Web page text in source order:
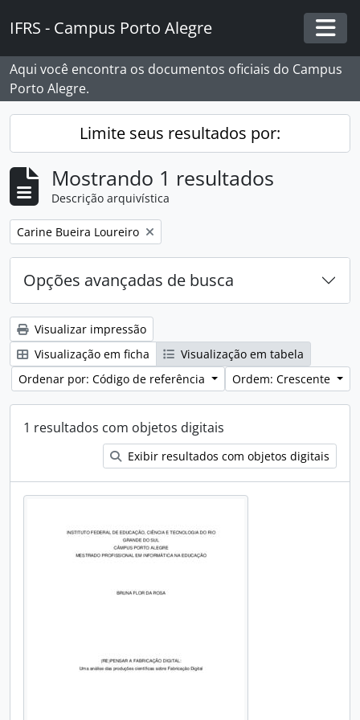
IFRS - Campus Porto Alegre
Aqui você encontra os documentos oficiais do Campus
Porto Alegre.
Limite seus resultados por:
Mostrando 1 resultados
Descrição arquivística
Remover filtro:
Carine Bueira Loureiro
Opções avançadas de busca
Visualizar impressão
Visualização em ficha
Visualização em tabela
Ordenar por: Código de referência
Ordem: Crescente
1 resultados com objetos digitais
Exibir resultados com objetos digitais